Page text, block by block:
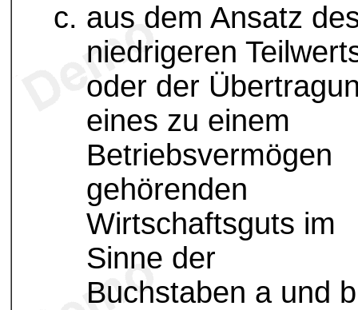
aus dem Ansatz
niedrigeren
oder der
eines zu einem
Betriebsvermögen
gehörenden
Wirtschaftsguts im
Sinne der
Buchstaben a und